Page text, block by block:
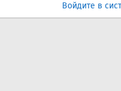
Войдите в